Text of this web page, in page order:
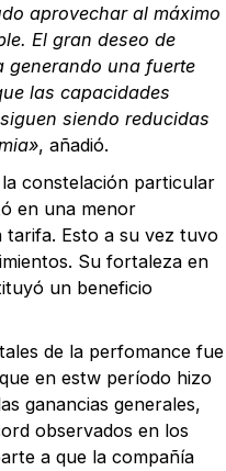
aprovechar al máximo
El gran deseo de
generando una fuerte
las capacidades
siendo reducidas
, añadió.
constelación particular
en una menor
tarifa. Esto a su vez tuvo
Su fortaleza en
un beneficio
de la perfomance fue
en estw período hizo
ganancias generales,
observados en los
a que la compañía